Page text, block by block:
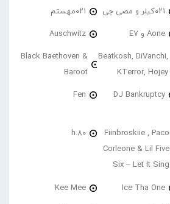
۰۲۱کیلر و مصی جی ۰۲۱مهستم
Aone و E7 Auschwitz
Beatkosh, DiVanchi,
KTerror, Hojey
Black Baethoven &
Baroot
DJ Bankruptcy
Fen
Fiinbroskiie , Paco
Corleone & Lil Five
Six – Let It Sing
h.80
Ice Tha One
Kee Mee